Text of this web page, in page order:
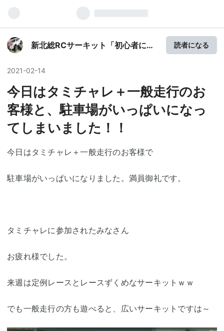
新北総RCサーキット「初心者に超
読者になる
2021-02-14
今日はタミチャレ＋一般走行のお
客様と、駐車場がいっぱいになっ
てしまいました！！
今日はタミチャレ＋一般走行のお客様で
駐車場がいっぱいになりました。満員御礼です。
タミチャレに参加されたみなさん
お疲れ様でした。
来週は定例レースとレースずくめなサーキットｗｗ
でも一般走行の方も遊べると、広いサーキットですは～